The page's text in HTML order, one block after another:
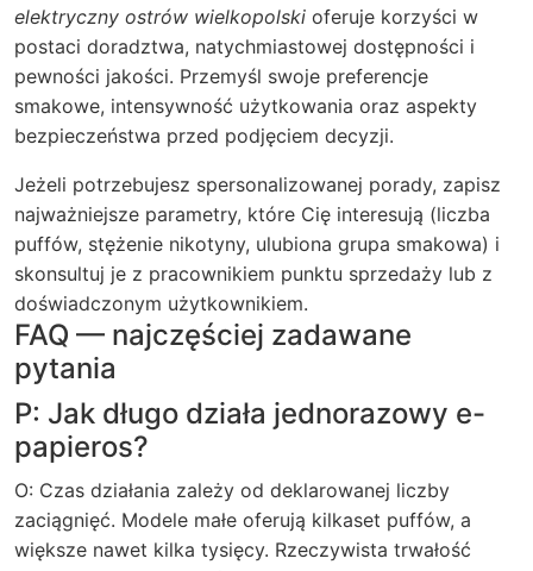
elektryczny ostrów wielkopolski oferuje korzyści w
postaci doradztwa, natychmiastowej dostępności i
pewności jakości. Przemyśl swoje preferencje
smakowe, intensywność użytkowania oraz aspekty
bezpieczeństwa przed podjęciem decyzji.
Jeżeli potrzebujesz spersonalizowanej porady, zapisz
najważniejsze parametry, które Cię interesują (liczba
puffów, stężenie nikotyny, ulubiona grupa smakowa) i
skonsultuj je z pracownikiem punktu sprzedaży lub z
doświadczonym użytkownikiem.
FAQ — najczęściej zadawane
pytania
P: Jak długo działa jednorazowy e-
papieros?
O: Czas działania zależy od deklarowanej liczby
zaciągnięć. Modele małe oferują kilkaset puffów, a
większe nawet kilka tysięcy. Rzeczywista trwałość